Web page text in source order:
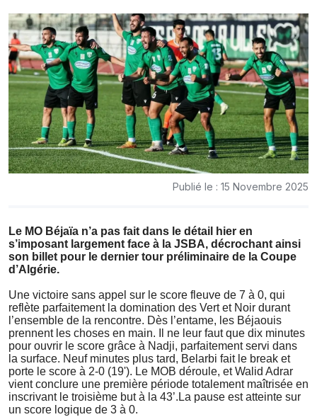
Publié le : 15 Novembre 2025
Le MO Béjaïa n’a pas fait dans le détail hier en
s’imposant largement face à la JSBA, décrochant ainsi
son billet pour le dernier tour préliminaire de la Coupe
d’Algérie.
Une victoire sans appel sur le score fleuve de 7 à 0, qui
reflète parfaitement la domination des Vert et Noir durant
l’ensemble de la rencontre. Dès l’entame, les Béjaouis
prennent les choses en main. Il ne leur faut que dix minutes
pour ouvrir le score grâce à Nadji, parfaitement servi dans
la surface. Neuf minutes plus tard, Belarbi fait le break et
porte le score à 2-0 (19'). Le MOB déroule, et Walid Adrar
vient conclure une première période totalement maîtrisée en
inscrivant le troisième but à la 43’.La pause est atteinte sur
un score logique de 3 à 0.